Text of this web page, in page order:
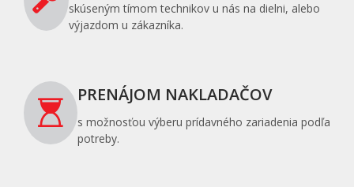
skúseným tímom technikov u nás na dielni, alebo
výjazdom u zákazníka.
PRENÁJOM NAKLADAČOV
s možnosťou výberu prídavného zariadenia podľa
potreby.